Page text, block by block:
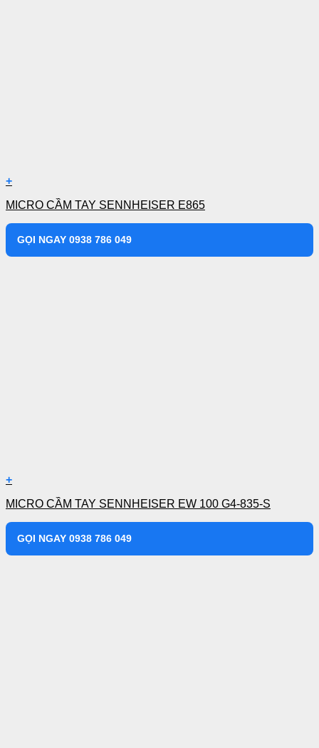
+
MICRO CẦM TAY SENNHEISER E865
GỌI NGAY 0938 786 049
+
MICRO CẦM TAY SENNHEISER EW 100 G4-835-S
GỌI NGAY 0938 786 049